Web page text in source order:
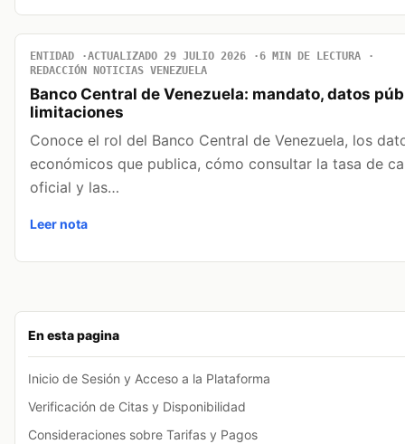
En esta pagina
Inicio de Sesión y Acceso a la Plataforma
Verificación de Citas y Disponibilidad
Consideraciones sobre Tarifas y Pagos
ENTIDAD ACTUALIZADO 29 JULIO 2026
6 MIN DE LECTURA
REDACCIÓN NOTICIAS VENEZUELA
Banco Central de Venezuela: mandato, datos
limitaciones
Conoce el rol del Banco Central de Venezuela, los
económicos que publica, cómo consultar la tasa de
oficial y las…
Leer nota